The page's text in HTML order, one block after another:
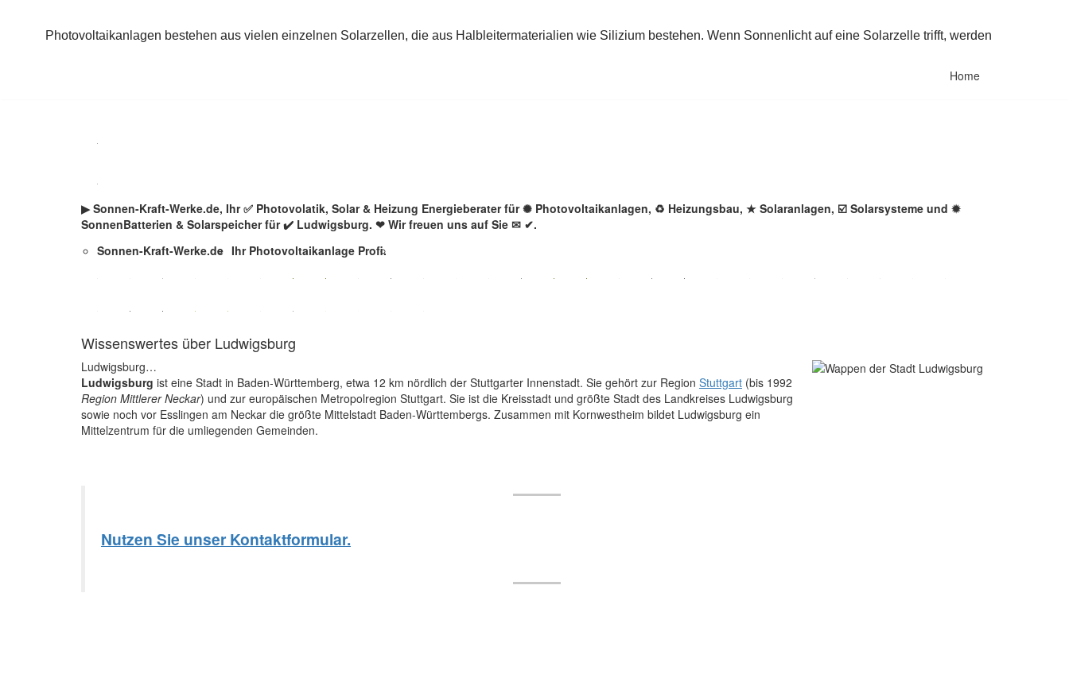
Home
▶︎ Sonnen-Kraft-Werke.de, Ihr ✅ Photovolatik, Solar & Heizung Energieberater für ✺ Photovoltaikanlagen, ♻ Heizungsbau, ★ Solaranlagen, ☑️ Solarsysteme und ✹
SonnenBatterien & Solarspeicher für ✔️ Ludwigsburg. ❤ Wir freuen uns auf Sie ✉ ✔.
Sonnen-Kraft-Werke.de Ihr Photovoltaikanlage Profi.
Wissenswertes über Ludwigsburg
Ludwigsburg…
Ludwigsburg ist eine Stadt in Baden-Württemberg, etwa 12 km nördlich der Stuttgarter Innenstadt. Sie gehört zur Region Stuttgart (bis 1992
Region Mittlerer Neckar) und zur europäischen Metropolregion Stuttgart. Sie ist die Kreisstadt und größte Stadt des Landkreises Ludwigsburg
sowie noch vor Esslingen am Neckar die größte Mittelstadt Baden-Württembergs. Zusammen mit Kornwestheim bildet Ludwigsburg ein
Mittelzentrum für die umliegenden Gemeinden.
Nutzen Sie unser Kontaktformular.